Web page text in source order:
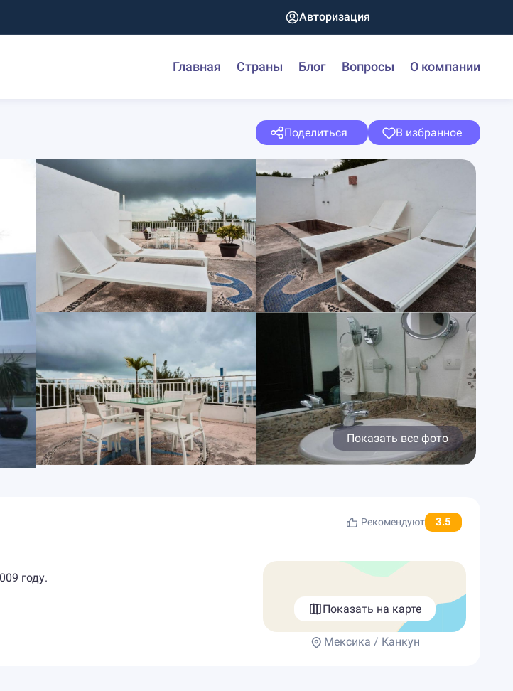
Авторизация
Главная Страны Блог Вопросы О компании
Поделиться В избранное
Показать все фото
Рекомендуют 3.5
году.
Показать на карте
Мексика / Канкун